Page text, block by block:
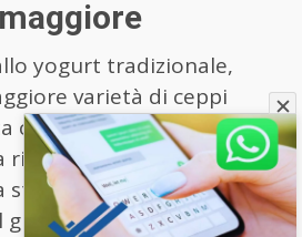
yogurt tradizionale,
varietà di ceppi
caratteristica ha attirato
ricerca, che negli ultimi
studiarne gli effetti sul